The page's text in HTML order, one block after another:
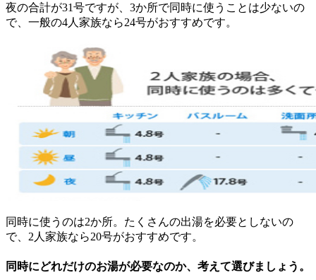
夜の合計が31号ですが、3か所で同時に使うことは少ないの
で、一般の4人家族なら24号がおすすめです。
同時に使うのは2か所。たくさんの出湯を必要としないの
で、2人家族なら20号がおすすめです。
同時にどれだけのお湯が必要なのか、考えて選びましょう。